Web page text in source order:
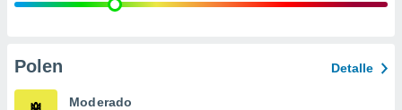
Polen Detalle
Moderado